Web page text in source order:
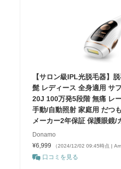
【サロン級IPL光脱毛器】
髭 レディース 全身適用 サ
20J 100万発5段階 無痛 レ
手動/自動照射 家庭用 だつ
メーカー2年保証 保護眼鏡/
Donamo
¥6,999
（2024/12/02 09:45時点 |
口コミを見る